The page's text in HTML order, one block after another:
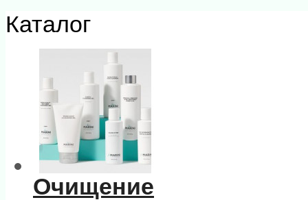
Каталог
Очищение